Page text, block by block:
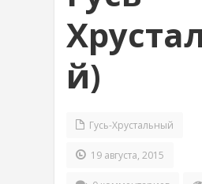
й)
Гусь-Хрустальный
19 августа, 2015